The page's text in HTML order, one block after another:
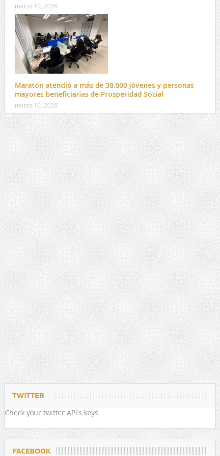
marzo 10, 2026
Maratón atendió a más de 38.000 jóvenes y personas
mayores beneficiarias de Prosperidad Social
marzo 10, 2026
TWITTER
Check your twitter API's keys
FACEBOOK